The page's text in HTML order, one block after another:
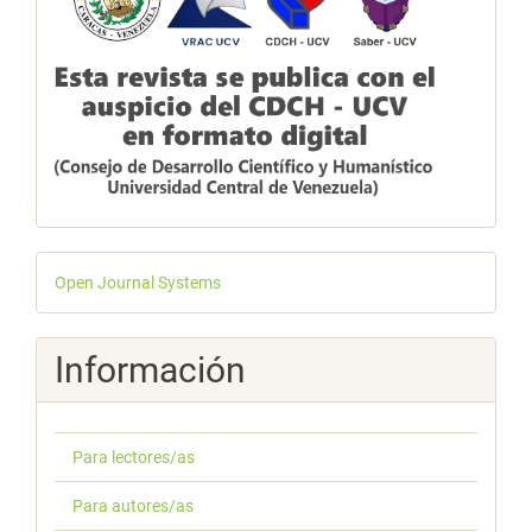
Desarrollado
por
Open Journal Systems
Información
Para lectores/as
Para autores/as